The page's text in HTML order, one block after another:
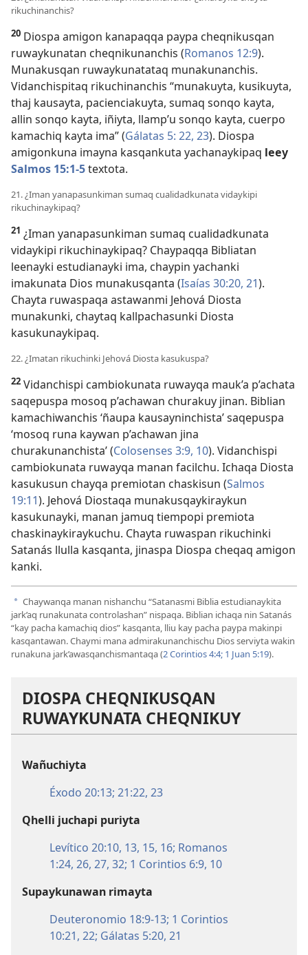
rikuchinanchis?
20 Diospa amigon kanapaqqa paypa cheqnikusqan
ruwaykunatan cheqnikunanchis (Romanos 12:9).
Munakusqan ruwaykunatataq munakunanchis.
Vidanchispitaq rikuchinanchis “munakuyta, kusikuyta,
thaj kausayta, pacienciakuyta, sumaq sonqo kayta,
allin sonqo kayta, iñiyta, llamp’u sonqo kayta, cuerpo
kamachiq kayta ima” (Gálatas 5: 22, 23). Diospa
amigonkuna imayna kasqankuta yachanaykipaq leey
Salmos 15:1-5textota.
21. ¿Iman yanapasunkiman sumaq cualidadkunata vidaykipi
rikuchinaykipaq?
21 ¿Iman yanapasunkiman sumaq cualidadkunata
vidaykipi rikuchinaykipaq? Chaypaqqa Bibliatan
leenayki estudianayki ima, chaypin yachanki
imakunata Dios munakusqanta (Isaías 30:20, 21).
Chayta ruwaspaqa astawanmi Jehová Diosta
munakunki, chaytaq kallpachasunki Diosta
kasukunaykipaq.
22. ¿Imatan rikuchinki Jehová Diosta kasukuspa?
22 Vidanchispi cambiokunata ruwayqa mauk’a p’achata
saqepuspa mosoq p’achawan churakuy jinan. Biblian
kamachiwanchis ‘ñaupa kausayninchista’ saqepuspa
‘mosoq runa kaywan p’achawan jina
churakunanchista’ (Colosenses 3:9, 10). Vidanchispi
cambiokunata ruwayqa manan facilchu. Ichaqa Diosta
kasukusun chayqa premiotan chaskisun (Salmos
19:11). Jehová Diostaqa munakusqaykiraykun
kasukunayki, manan jamuq tiempopi premiota
chaskinaykiraykuchu. Chayta ruwaspan rikuchinki
Satanás llulla kasqanta, jinaspa Diospa cheqaq amigon
kanki.
a Chaywanqa manan nishanchu “Satanasmi Biblia estudianaykita
jark’aq runakunata controlashan” nispaqa. Biblian ichaqa nin Satanás
“kay pacha kamachiq dios” kasqanta, lliu kay pacha paypa makinpi
kasqantawan. Chaymi mana admirakunanchischu Dios serviyta wakin
runakuna jark’awasqanchismantaqa (2 Corintios 4:4; 1 Juan 5:19).
DIOSPA CHEQNIKUSQAN
RUWAYKUNATA CHEQNIKUY
Wañuchiyta
Éxodo 20:13; 21:22, 23
Qhelli juchapi puriyta
Levítico 20:10, 13, 15, 16; Romanos
1:24, 26, 27, 32; 1 Corintios 6:9, 10
Supaykunawan rimayta
Deuteronomio 18:9-13; 1 Corintios
10:21, 22; Gálatas 5:20, 21